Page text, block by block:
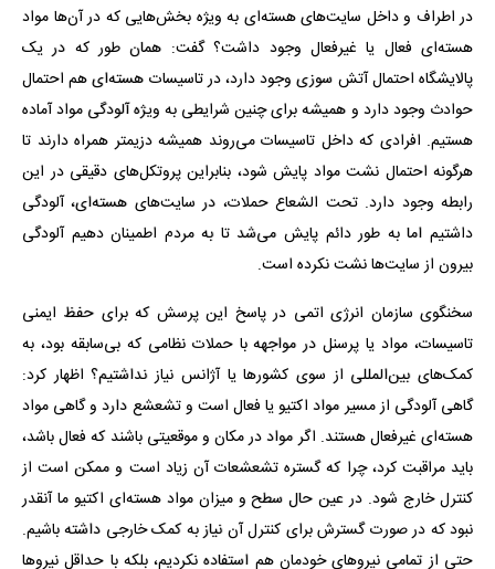
در اطراف و داخل سایت‌های هسته‌ای به ویژه بخش‌هایی که در آن‌ها مواد
هسته‌ای فعال یا غیرفعال وجود داشت؟ گفت: همان طور که در یک
پالایشگاه احتمال آتش سوزی وجود دارد، در تاسیسات هسته‌ای هم احتمال
حوادث وجود دارد و همیشه برای چنین شرایطی به ویژه آلودگی مواد آماده
هستیم. افرادی که داخل تاسیسات می‌روند همیشه دزیمتر همراه دارند تا
هرگونه احتمال نشت مواد پایش شود، بنابراین پروتکل‌های دقیقی در این
رابطه وجود دارد. تحت الشعاع حملات، در سایت‌های هسته‌ای، آلودگی
داشتیم اما به طور دائم پایش می‌شد تا به مردم اطمینان دهیم آلودگی
بیرون از سایت‌ها نشت نکرده است.
سخنگوی سازمان انرژی اتمی در پاسخ این پرسش که برای حفظ ایمنی
تاسیسات، مواد یا پرسنل در مواجهه با حملات نظامی که بی‌سابقه بود، به
کمک‌های بین‌المللی از سوی کشورها یا آژانس نیاز نداشتیم؟ اظهار کرد:
گاهی آلودگی از مسیر مواد اکتیو یا فعال است و تشعشع دارد و گاهی مواد
هسته‌ای غیرفعال هستند. اگر مواد در مکان و موقعیتی باشند که فعال باشد،
باید مراقبت کرد، چرا که گستره تشعشعات آن زیاد است و ممکن است از
کنترل خارج شود. در عین حال سطح و میزان مواد هسته‌ای اکتیو ما آنقدر
نبود که در صورت گسترش برای کنترل آن نیاز به کمک خارجی داشته باشیم.
حتی از تمامی نیروهای خودمان هم استفاده نکردیم، بلکه با حداقل نیروها